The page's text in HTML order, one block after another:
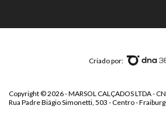
Criado por:
Copyright © 2026 - MARSOL CALÇADOS LTDA -
Rua Padre Biágio Simonetti, 503 - Centro -